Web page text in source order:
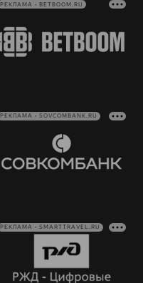
РЕКЛАМА • BETBOOM.RU
РЕКЛАМА • SOVCOMBANK.RU
РЕКЛАМА • SMARTTRAVEL.RU